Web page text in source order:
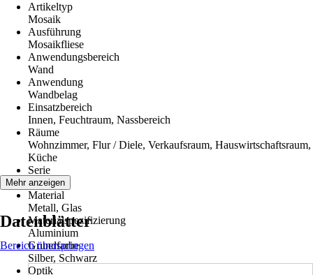
Artikeltyp
Mosaik
Ausführung
Mosaikfliese
Anwendungsbereich
Wand
Anwendung
Wandbelag
Einsatzbereich
Innen, Feuchtraum, Nassbereich
Räume
Wohnzimmer, Flur / Diele, Verkaufsraum, Hauswirtschaftsraum,
Küche
Serie
-
Material
Metall, Glas
Materialspezifizierung
Aluminium
Grundfarbe
Silber, Schwarz
Optik
Mehr anzeigen
Datenblätter
Bereich überspringen